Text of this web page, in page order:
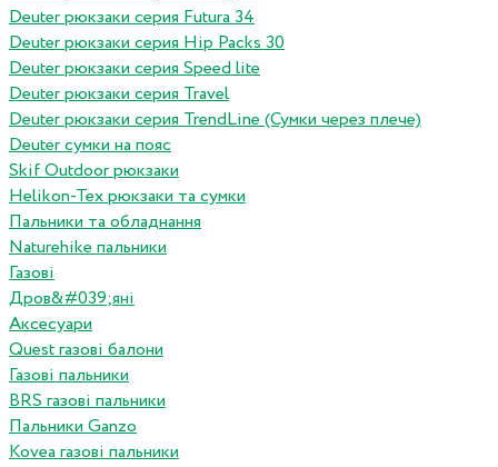
Deuter рюкзаки серия Futura 34
Deuter рюкзаки серия Hip Packs 30
Deuter рюкзаки серия Speed lite
Deuter рюкзаки серия Travel
Deuter рюкзаки серия TrendLine (Сумки через плече)
Deuter сумки на пояс
Skif Outdoor рюкзаки
Helikon-Tex рюкзаки та сумки
Пальники та обладнання
Naturehike пальники
Газові
Дров&#039;яні
Аксесуари
Quest газові балони
Газові пальники
BRS газові пальники
Пальники Ganzo
Kovea газові пальники